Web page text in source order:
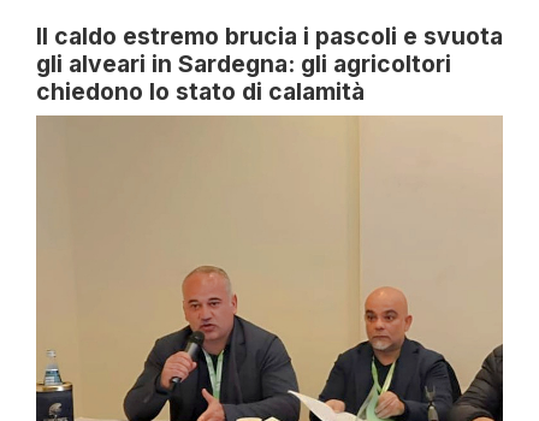
Il caldo estremo brucia i pascoli e svuota
gli alveari in Sardegna: gli agricoltori
chiedono lo stato di calamità